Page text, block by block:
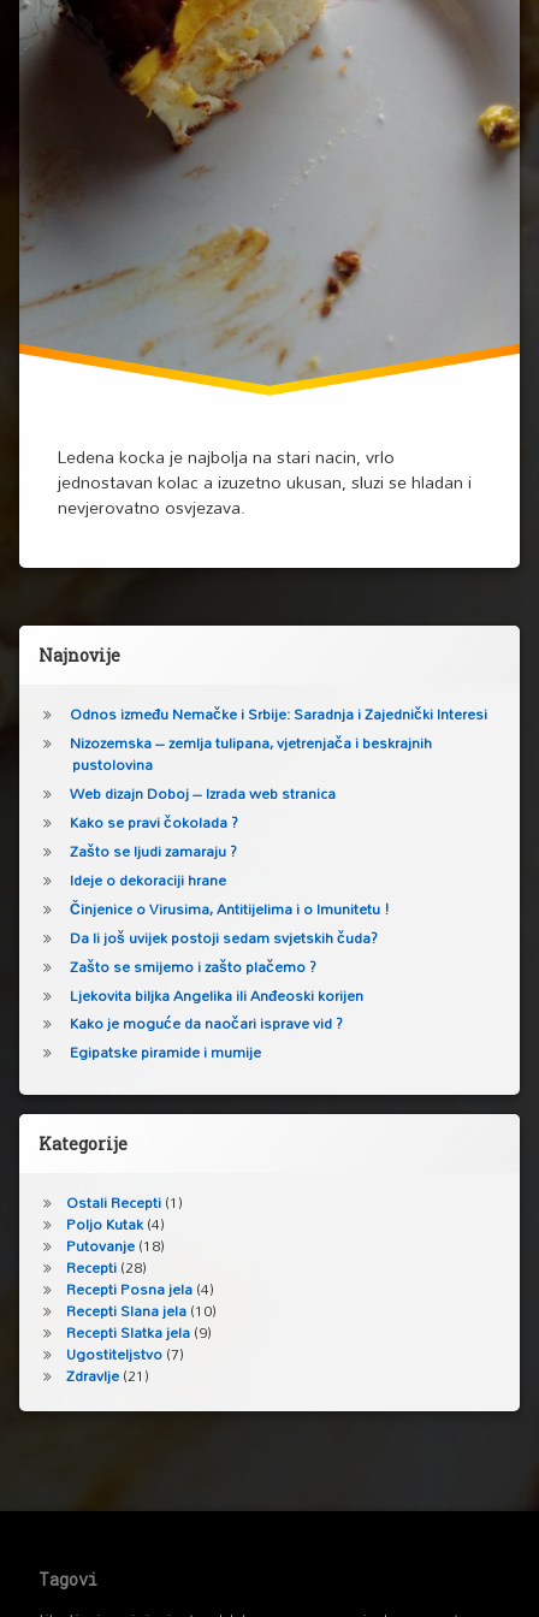
Ledena kocka je najbolja na stari nacin, vrlo
jednostavan kolac a izuzetno ukusan, sluzi se hladan i
nevjerovatno osvjezava.
Lijeva bočna traka
Najnovije
Odnos između Nemačke i Srbije: Saradnja i Zajednički Interesi
Nizozemska – zemlja tulipana, vjetrenjača i beskrajnih
pustolovina
Web dizajn Doboj – Izrada web stranica
Kako se pravi čokolada ?
Zašto se ljudi zamaraju ?
Ideje o dekoraciji hrane
Činjenice o Virusima, Antitijelima i o Imunitetu !
Da li još uvijek postoji sedam svjetskih čuda?
Zašto se smijemo i zašto plačemo ?
Ljekovita biljka Angelika ili Anđeoski korijen
Kako je moguće da naočari isprave vid ?
Egipatske piramide i mumije
Kategorije
Ostali Recepti(1)
Poljo Kutak(4)
Putovanje(18)
Recepti(28)
Recepti Posna jela(4)
Recepti Slana jela(10)
Recepti Slatka jela(9)
Ugostiteljstvo(7)
Zdravlje(21)
Podnožje → Vrh
Tagovi